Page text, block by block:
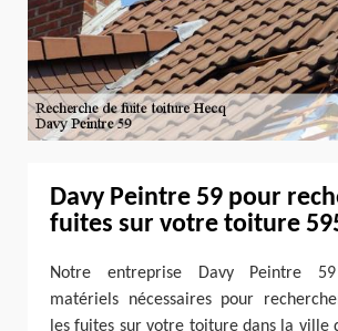
Davy Peintre 59 pour
fuites sur votre toiture
Notre entreprise Davy Peintre
matériels nécessaires pour
les fuites sur votre toiture dans la ville